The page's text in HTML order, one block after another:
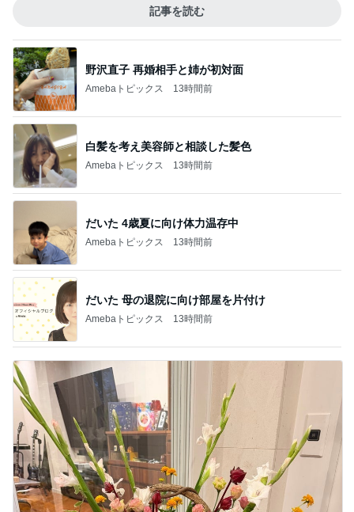
記事を読む
野沢直子 再婚相手と姉が初対面
Amebaトピックス 13時間前
白髪を考え美容師と相談した髪色
Amebaトピックス 13時間前
だいた 4歳夏に向け体力温存中
Amebaトピックス 13時間前
だいた 母の退院に向け部屋を片付け
Amebaトピックス 13時間前